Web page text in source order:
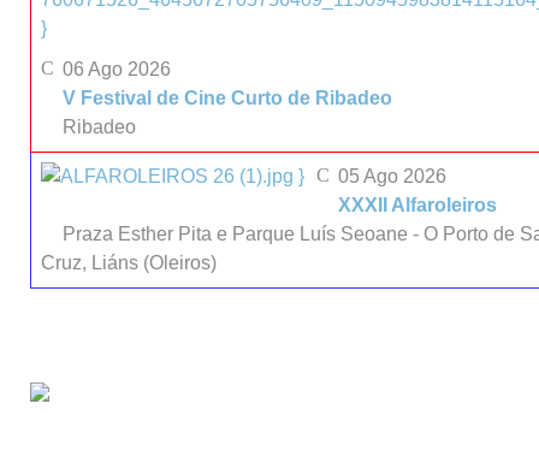
}
06 Ago 2026
V Festival de Cine Curto de Ribadeo
Ribadeo
}
05 Ago 2026
XXXII Alfaroleiros
Praza Esther Pita e Parque Luís Seoane - O Porto de
Cruz, Liáns (Oleiros)